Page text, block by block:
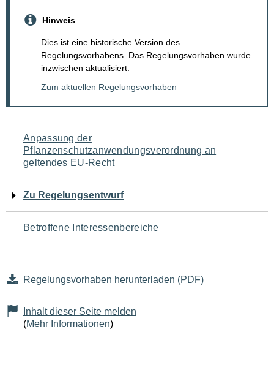
Hinweis
Dies ist eine historische Version des
Regelungsvorhabens. Das Regelungsvorhaben wurde
inzwischen aktualisiert.
Zum aktuellen Regelungsvorhaben
Navigation
für
den
Seiteninhalt
Anpassung der
Pflanzenschutzanwendungsverordnung an
geltendes EU-Recht
Zu Regelungsentwurf
Betroffene Interessenbereiche
Regelungsvorhaben herunterladen (PDF)
Inhalt dieser Seite melden
(Mehr Informationen)